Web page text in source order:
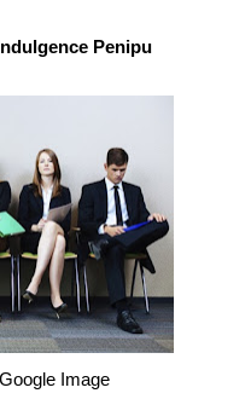
Penipu!
Image